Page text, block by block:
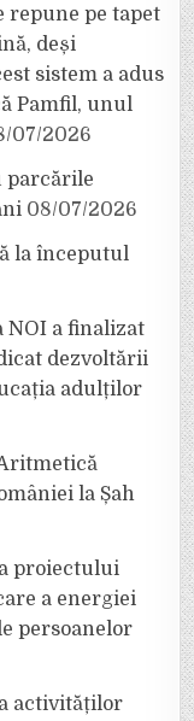
repune pe tapet
deși
sistem a adus
Pamfil, unul
07/2026
parcările
08/07/2026
la începutul
NOI a finalizat
dezvoltării
adulților
la Șah
proiectului
a energiei
persoanelor
activităților